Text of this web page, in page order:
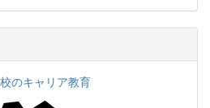
のキャリア教育